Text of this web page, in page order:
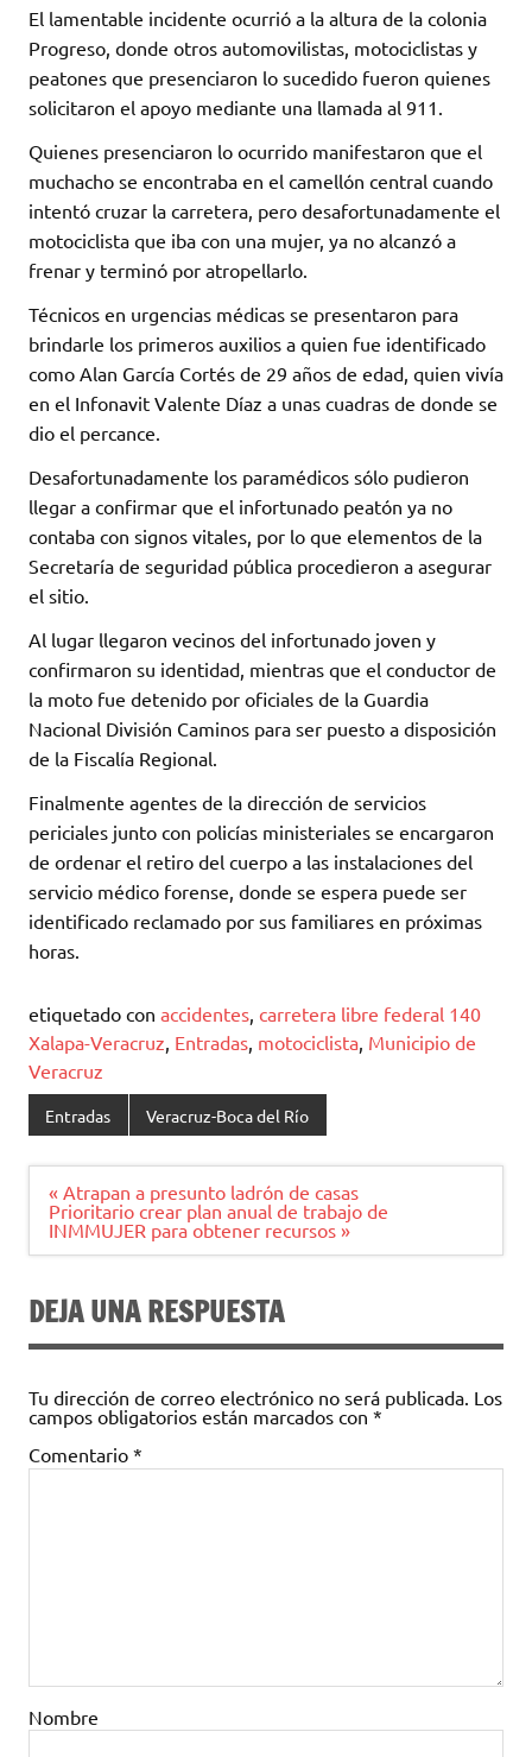
El lamentable incidente ocurrió a la altura de la colonia
Progreso, donde otros automovilistas, motociclistas y
peatones que presenciaron lo sucedido fueron quienes
solicitaron el apoyo mediante una llamada al 911.
Quienes presenciaron lo ocurrido manifestaron que el
muchacho se encontraba en el camellón central cuando
intentó cruzar la carretera, pero desafortunadamente el
motociclista que iba con una mujer, ya no alcanzó a
frenar y terminó por atropellarlo.
Técnicos en urgencias médicas se presentaron para
brindarle los primeros auxilios a quien fue identificado
como Alan García Cortés de 29 años de edad, quien vivía
en el Infonavit Valente Díaz a unas cuadras de donde se
dio el percance.
Desafortunadamente los paramédicos sólo pudieron
llegar a confirmar que el infortunado peatón ya no
contaba con signos vitales, por lo que elementos de la
Secretaría de seguridad pública procedieron a asegurar
el sitio.
Al lugar llegaron vecinos del infortunado joven y
confirmaron su identidad, mientras que el conductor de
la moto fue detenido por oficiales de la Guardia
Nacional División Caminos para ser puesto a disposición
de la Fiscalía Regional.
Finalmente agentes de la dirección de servicios
periciales junto con policías ministeriales se encargaron
de ordenar el retiro del cuerpo a las instalaciones del
servicio médico forense, donde se espera puede ser
identificado reclamado por sus familiares en próximas
horas.
etiquetado con accidentes carretera libre federal 140
Xalapa-Veracruz Entradas motociclista Municipio de
Veracruz
Entradas Veracruz-Boca del Río
Navegación
de
entradas
« Atrapan a presunto ladrón de casas
Prioritario crear plan anual de trabajo de
INMMUJER para obtener recursos »
DEJA UNA RESPUESTA
Tu dirección de correo electrónico no será publicada. Los
campos obligatorios están marcados con *
Comentario *
Nombre